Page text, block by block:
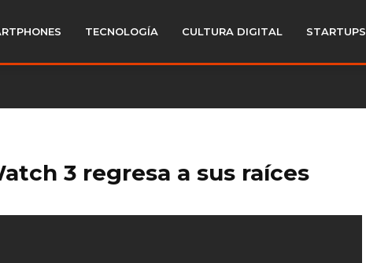
TECNOLOGÍA CULTURA DIGITAL STARTUPS
3 regresa a sus raíces